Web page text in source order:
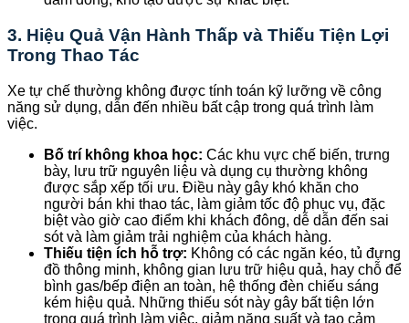
3. Hiệu Quả Vận Hành Thấp và Thiếu Tiện Lợi
Trong Thao Tác
Xe tự chế thường không được tính toán kỹ lưỡng về công
năng sử dụng, dẫn đến nhiều bất cập trong quá trình làm
việc.
Bố trí không khoa học: Các khu vực chế biến, trưng
bày, lưu trữ nguyên liệu và dụng cụ thường không
được sắp xếp tối ưu. Điều này gây khó khăn cho
người bán khi thao tác, làm giảm tốc độ phục vụ, đặc
biệt vào giờ cao điểm khi khách đông, dễ dẫn đến sai
sót và làm giảm trải nghiệm của khách hàng.
Thiếu tiện ích hỗ trợ: Không có các ngăn kéo, tủ đựng
đồ thông minh, không gian lưu trữ hiệu quả, hay chỗ để
bình gas/bếp điện an toàn, hệ thống đèn chiếu sáng
kém hiệu quả. Những thiếu sót này gây bất tiện lớn
trong quá trình làm việc, giảm năng suất và tạo cảm